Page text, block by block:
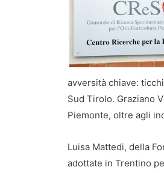
avversità chiave:
Sud Tirolo. Graziano
Piemonte, oltre agli
Luisa Mattedi, della
adottate in Trentino